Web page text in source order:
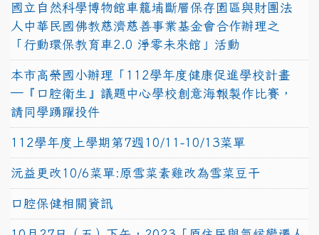
國立自然科學博物館車籠埔斷層保存園區與財團法
人中華民國佛教慈濟慈善事業基金會合作辦理之
「行動環保教育車2.0 淨零未來館」活動
本市高榮國小辦理「112學年度健康促進學校計畫
─『口腔衛生』議題中心學校創意海報製作比賽，
請同學踴躍投件
112學年度上學期第7週10/11-10/13菜單
沅益更改10/6菜單:原雪菜素雞改為雪菜豆干
口腔保健相關資訊